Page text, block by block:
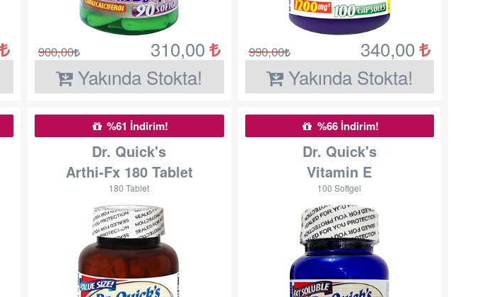
900,00
310,00
Yakında Stokta!
990,00
340,00
Yakında Stokta!
%61 İndirim!
Dr. Quick's
Arthi-Fx 180 Tablet
180 Tablet
%66 İndirim!
Dr. Quick's
Vitamin E
100 Softgel